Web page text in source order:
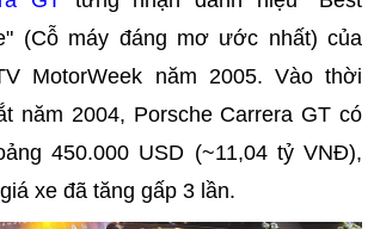
(Cỗ máy đáng mơ ước nhất) của
MotorWeek năm 2005. Vào thời
năm 2004, Porsche Carrera GT có
450.000 USD (~11,04 tỷ VNĐ),
xe đã tăng gấp 3 lần.